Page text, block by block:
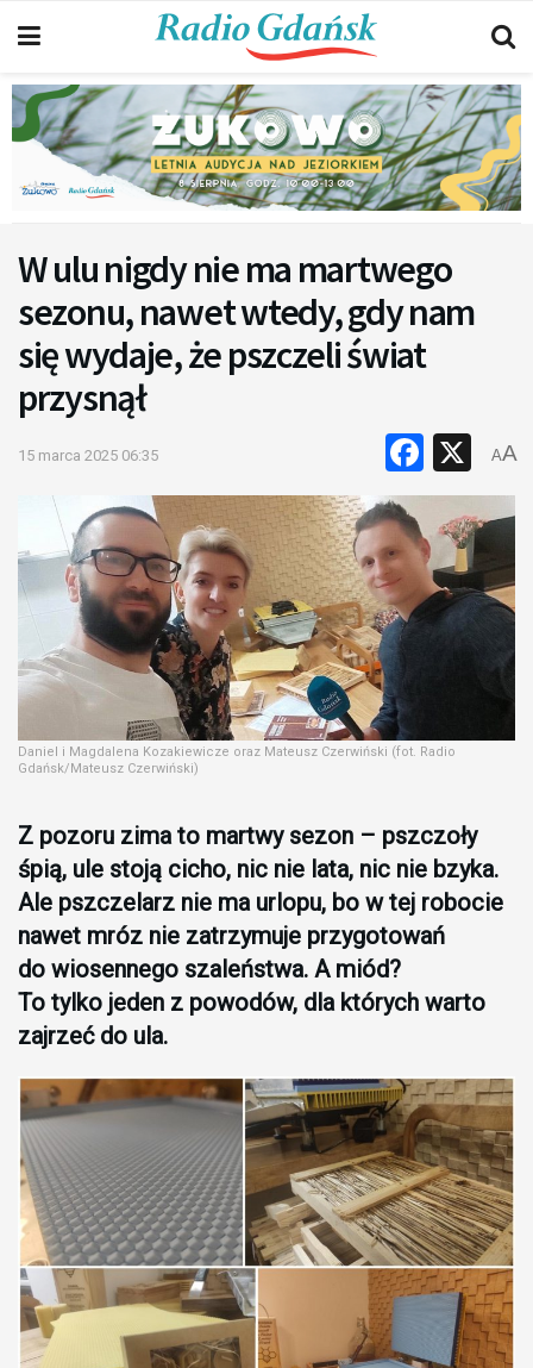
W ulu nigdy nie ma martwego
sezonu, nawet wtedy, gdy nam
się wydaje, że pszczeli świat
przysnął
15 marca 2025 06:35 X
AA
Daniel i Magdalena Kozakiewicze oraz Mateusz Czerwiński (fot. Radio
Gdańsk/Mateusz Czerwiński)
Z pozoru zima to martwy sezon – pszczoły
śpią, ule stoją cicho, nic nie lata, nic nie bzyka.
Ale pszczelarz nie ma urlopu, bo w tej robocie
nawet mróz nie zatrzymuje przygotowań
do wiosennego szaleństwa. A miód?
To tylko jeden z powodów, dla których warto
zajrzeć do ula.